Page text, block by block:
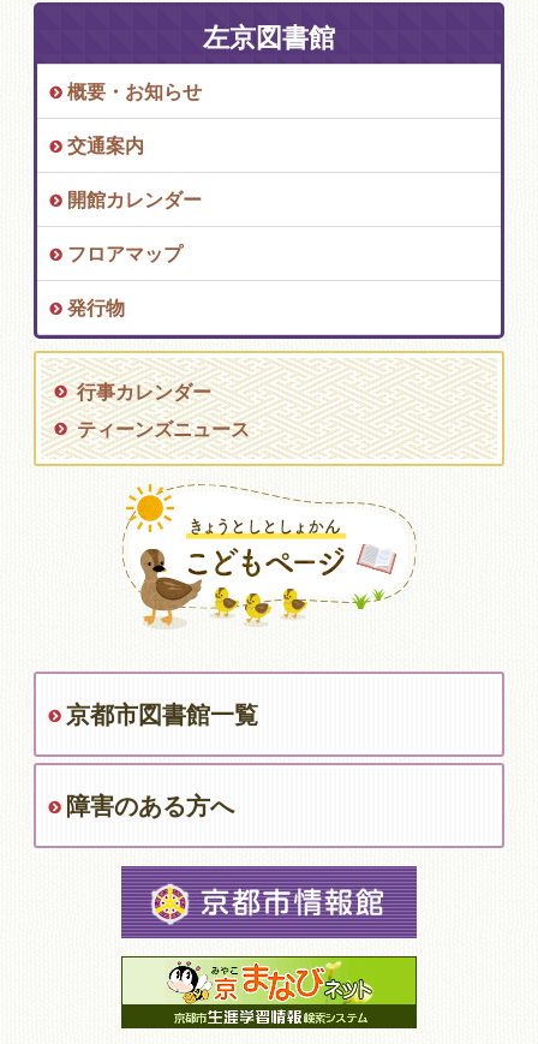
左京図書館
概要・お知らせ
交通案内
開館カレンダー
フロアマップ
発行物
行事カレンダー
ティーンズニュース
京都市図書館一覧
障害のある方へ